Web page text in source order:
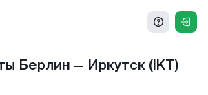
Берлин — Иркутск (IKT)